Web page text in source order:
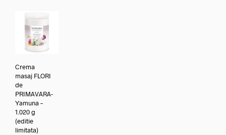
Crema
masaj FLORI
de
PRIMAVARA-
Yamuna –
1.020 g
(editie
limitata)